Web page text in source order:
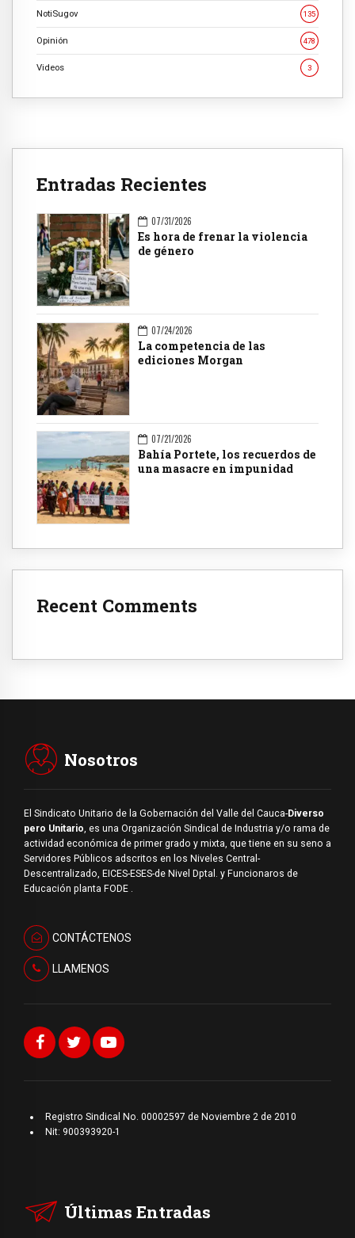
NotiSugov 135
Opinión 478
Videos 3
Entradas Recientes
07/31/2026
Es hora de frenar la violencia
de género
07/24/2026
La competencia de las
ediciones Morgan
07/21/2026
Bahía Portete, los recuerdos de
una masacre en impunidad
Recent Comments
Nosotros
El Sindicato Unitario de la Gobernación del Valle del Cauca-Diverso
pero Unitario, es una Organización Sindical de Industria y/o rama de
actividad económica de primer grado y mixta, que tiene en su seno a
Servidores Públicos adscritos en los Niveles Central-
Descentralizado, EICES-ESES-de Nivel Dptal. y Funcionaros de
Educación planta FODE .
CONTÁCTENOS
LLAMENOS
Registro Sindical No. 00002597 de Noviembre 2 de 2010
Nit: 900393920-1
Últimas Entradas